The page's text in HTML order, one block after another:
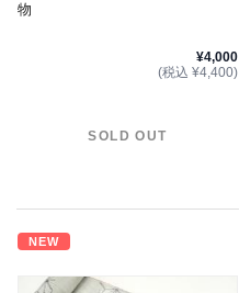
物
¥4,000
(税込 ¥4,400)
SOLD OUT
NEW